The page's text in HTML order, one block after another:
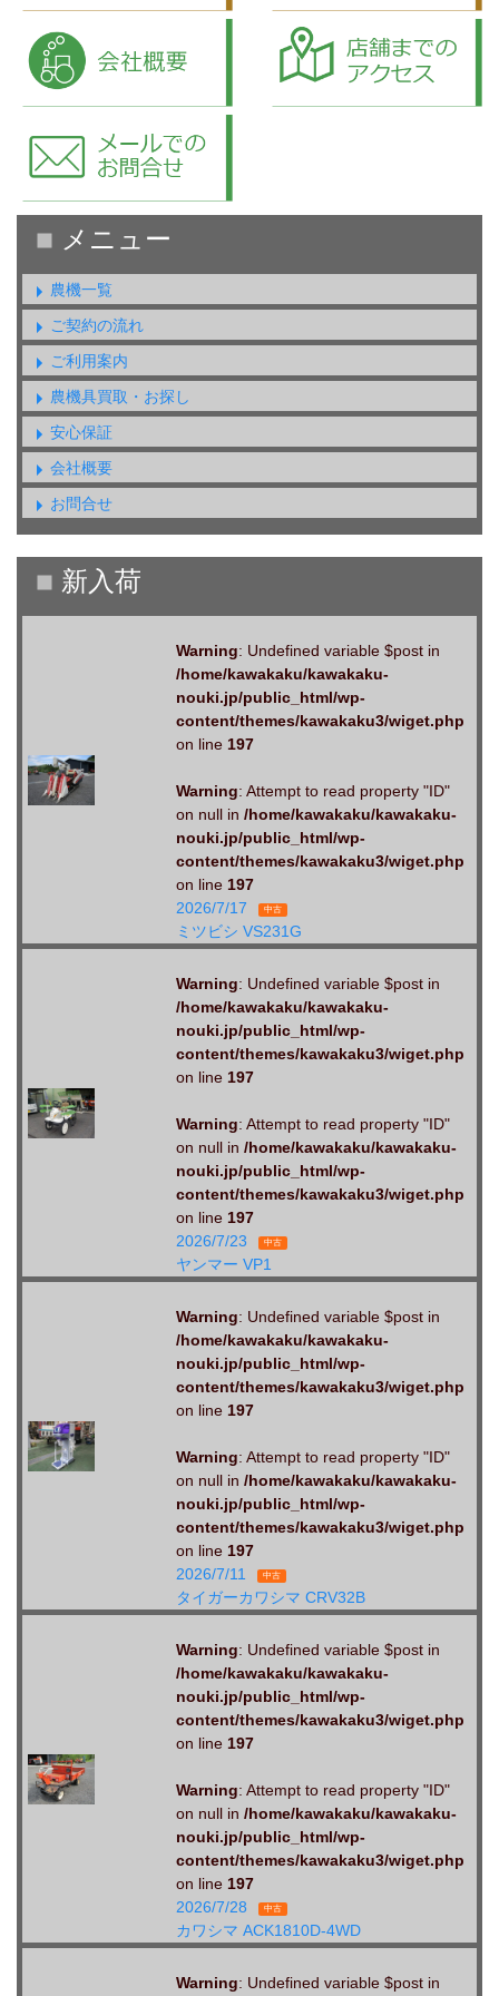
農機一覧
ご契約の流れ
ご利用案内
農機具買取・お探し
安心保証
会社概要
お問合せ
Warning: Undefined variable $post in
/home/kawakaku/kawakaku-
nouki.jp/public_html/wp-
content/themes/kawakaku3/wiget.php
on line 197
Warning: Attempt to read property "ID"
on null in /home/kawakaku/kawakaku-
nouki.jp/public_html/wp-
content/themes/kawakaku3/wiget.php
on line 197
2026/7/17
中古
ミツビシ VS231G
Warning: Undefined variable $post in
/home/kawakaku/kawakaku-
nouki.jp/public_html/wp-
content/themes/kawakaku3/wiget.php
on line 197
Warning: Attempt to read property "ID"
on null in /home/kawakaku/kawakaku-
nouki.jp/public_html/wp-
content/themes/kawakaku3/wiget.php
on line 197
2026/7/23
中古
ヤンマー VP1
Warning: Undefined variable $post in
/home/kawakaku/kawakaku-
nouki.jp/public_html/wp-
content/themes/kawakaku3/wiget.php
on line 197
Warning: Attempt to read property "ID"
on null in /home/kawakaku/kawakaku-
nouki.jp/public_html/wp-
content/themes/kawakaku3/wiget.php
on line 197
2026/7/11
中古
タイガーカワシマ CRV32B
Warning: Undefined variable $post in
/home/kawakaku/kawakaku-
nouki.jp/public_html/wp-
content/themes/kawakaku3/wiget.php
on line 197
Warning: Attempt to read property "ID"
on null in /home/kawakaku/kawakaku-
nouki.jp/public_html/wp-
content/themes/kawakaku3/wiget.php
on line 197
2026/7/28
中古
カワシマ ACK1810D-4WD
Warning: Undefined variable $post in